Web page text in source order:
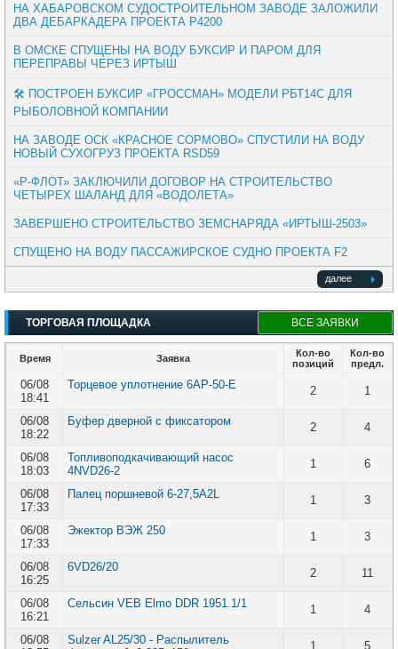
НА ХАБАРОВСКОМ СУДОСТРОИТЕЛЬНОМ ЗАВОДЕ ЗАЛОЖИЛИ
ДВА ДЕБАРКАДЕРА ПРОЕКТА Р4200
В ОМСКЕ СПУЩЕНЫ НА ВОДУ БУКСИР И ПАРОМ ДЛЯ
ПЕРЕПРАВЫ ЧЕРЕЗ ИРТЫШ
🛠️ ПОСТРОЕН БУКСИР «ГРОССМАН» МОДЕЛИ РБТ14С ДЛЯ
РЫБОЛОВНОЙ КОМПАНИИ
НА ЗАВОДЕ ОСК «КРАСНОЕ СОРМОВО» СПУСТИЛИ НА ВОДУ
НОВЫЙ СУХОГРУЗ ПРОЕКТА RSD59
«Р-ФЛОТ» ЗАКЛЮЧИЛИ ДОГОВОР НА СТРОИТЕЛЬСТВО
ЧЕТЫРЕХ ШАЛАНД ДЛЯ «ВОДОЛЕТА»
ЗАВЕРШЕНО СТРОИТЕЛЬСТВО ЗЕМСНАРЯДА «ИРТЫШ-2503»
СПУЩЕНО НА ВОДУ ПАССАЖИРСКОЕ СУДНО ПРОЕКТА F2
далее
ТОРГОВАЯ ПЛОЩАДКА ВСЕ ЗАЯВКИ
Время Заявка
Кол-во
позиций
Кол-во
предл.
06/08
18:41
Торцевое уплотнение 6АР-50-Е 2 1
06/08
18:22
Буфер дверной с фиксатором 2 4
06/08
18:03
Топливоподкачивающий насос
4NVD26-2
1 6
06/08
17:33
Палец поршневой 6-27,5A2L 1 3
06/08
17:33
Эжектор ВЭЖ 250 1 3
06/08
16:25
6VD26/20 2 11
06/08
16:21
Сельсин VEB Elmo DDR 1951.1/1 1 4
06/08
Sulzer AL25/30 - Распылитель
1 5